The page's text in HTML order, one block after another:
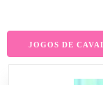
JOGOS DE